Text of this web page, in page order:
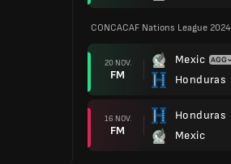
CONCACAF Nations League
20 NOV.
FM
Mexic
Honduras
16 NOV.
FM
Honduras
Mexic